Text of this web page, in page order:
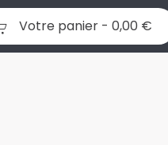
Votre panier - 0,00 €